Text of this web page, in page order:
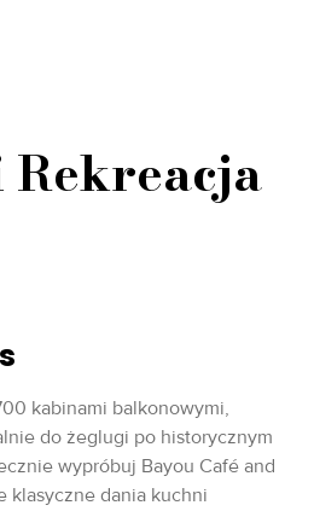
Rekreacja
kabinami balkonowymi,
do żeglugi po historycznym
wypróbuj Bayou Café and
klasyczne dania kuchni